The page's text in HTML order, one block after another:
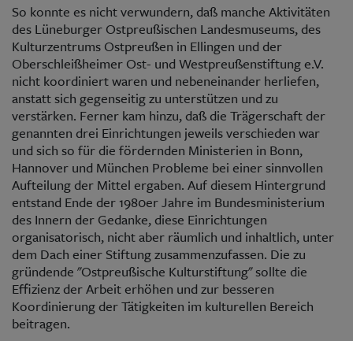
So konnte es nicht verwundern, daß manche Aktivitäten
des Lüneburger Ostpreußischen Landesmuseums, des
Kulturzentrums Ostpreußen in Ellingen und der
Oberschleißheimer Ost- und Westpreußenstiftung e.V.
nicht koordiniert waren und nebeneinander herliefen,
anstatt sich gegenseitig zu unterstützen und zu
verstärken. Ferner kam hinzu, daß die Trägerschaft der
genannten drei Einrichtungen jeweils verschieden war
und sich so für die fördernden Ministerien in Bonn,
Hannover und München Probleme bei einer sinnvollen
Aufteilung der Mittel ergaben. Auf diesem Hintergrund
entstand Ende der 1980er Jahre im Bundesministerium
des Innern der Gedanke, diese Einrichtungen
organisatorisch, nicht aber räumlich und inhaltlich, unter
dem Dach einer Stiftung zusammenzufassen. Die zu
gründende "Ostpreußische Kulturstiftung" sollte die
Effizienz der Arbeit erhöhen und zur besseren
Koordinierung der Tätigkeiten im kulturellen Bereich
beitragen.